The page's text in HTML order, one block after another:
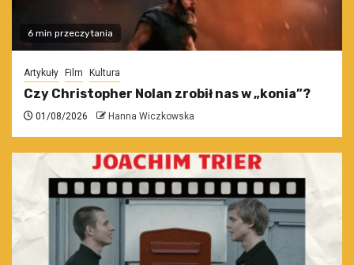
6 min przeczytania
Artykuły Film Kultura
Czy Christopher Nolan zrobił nas w „konia”?
01/08/2026 Hanna Wiczkowska